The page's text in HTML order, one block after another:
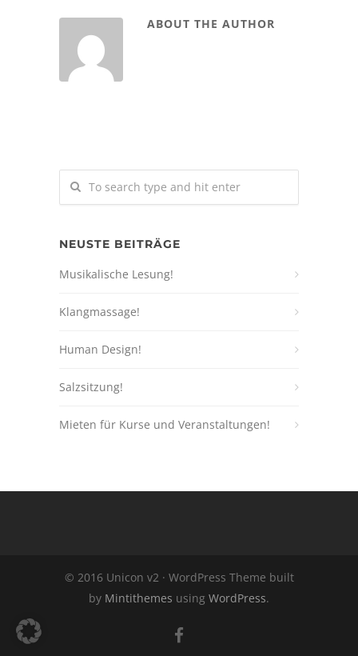
ABOUT THE AUTHOR
NEUSTE BEITRÄGE
Musikalische Lesung!
Klangmassage!
Human Design!
Salzsitzung!
Mieten für Kurse und Veranstaltungen!
© 2016 Unicon v2 · WordPress Theme built
by Mintithemes using WordPress.